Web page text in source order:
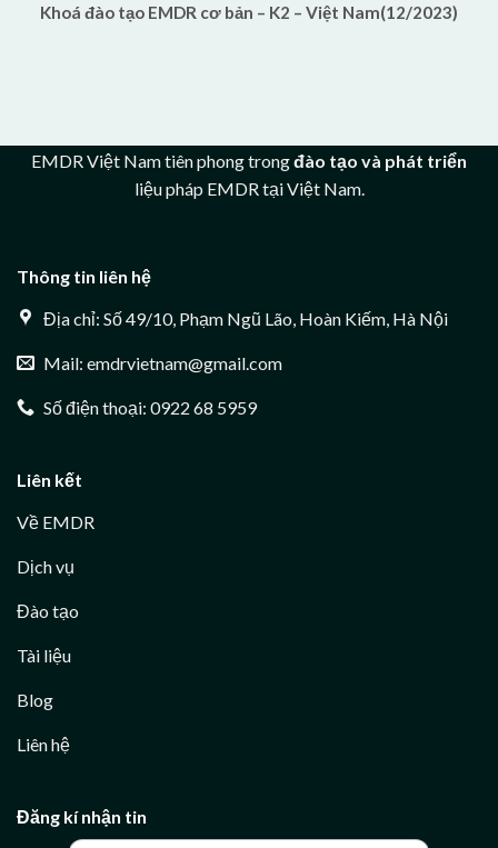
Khoá đào tạo EMDR cơ bản – K2 – Việt Nam(12/2023)
EMDR Việt Nam tiên phong trongđào tạo và phát triển
liệu pháp EMDR tại Việt Nam.
Thông tin liên hệ
Địa chỉ: Số 49/10, Phạm Ngũ Lão, Hoàn Kiếm, Hà Nội
Mail: emdrvietnam@gmail.com
Số điện thoại: 0922 68 5959
Liên kết
Về EMDR
Dịch vụ
Đào tạo
Tài liệu
Blog
Liên hệ
Đăng kí nhận tin